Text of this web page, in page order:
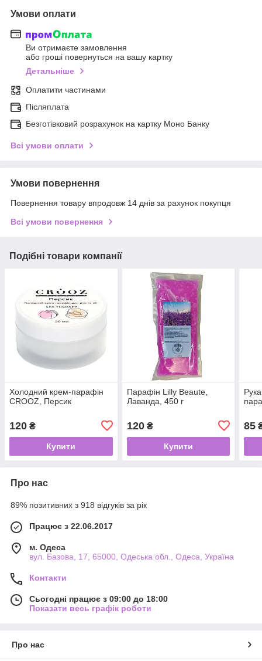
Умови оплати
Ви отримаєте замовлення
або гроші повернуться на вашу картку
Детальніше
Оплатити частинами
Післяплата
Безготівковий розрахунок на картку Моно Банку
Всі умови оплати
Умови повернення
Повернення товару впродовж 14 днів за рахунок покупця
Всі умови повернення
Подібні товари компанії
Холодний крем-парафін
CROOZ, Персик
120 ₴
Купити
Парафін Lilly Beaute,
Лаванда, 450 г
120₴
Купити
85
Про нас
89% позитивних з 918 відгуків за рік
Працює з 22.06.2017
м. Одеса
вул. Базова, 17, 65000, Одеська обл., Одеса, Україна
Контакти
Сьогодні працює з 09:00 до 18:00
Показати весь графік роботи
Про нас